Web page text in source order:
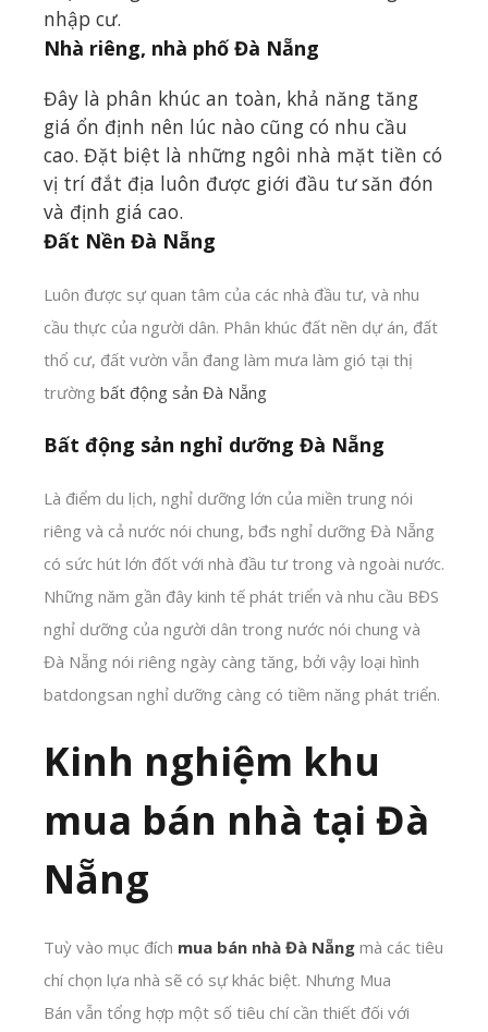
nhập cư.
Nhà riêng, nhà phố Đà Nẵng
Đây là phân khúc an toàn, khả năng tăng
giá ổn định nên lúc nào cũng có nhu cầu
cao. Đặt biệt là những ngôi nhà mặt tiền có
vị trí đắt địa luôn được giới đầu tư săn đón
và định giá cao.
Đất Nền Đà Nẵng
Luôn được sự quan tâm của các nhà đầu tư, và nhu
cầu thực của người dân. Phân khúc đất nền dự án, đất
thổ cư, đất vườn vẫn đang làm mưa làm gió tại thị
trường bất động sản Đà Nẵng
Bất động sản nghỉ dưỡng Đà Nẵng
Là điểm du lịch, nghỉ dưỡng lớn của miền trung nói
riêng và cả nước nói chung, bđs nghỉ dưỡng Đà Nẵng
có sức hút lớn đốt với nhà đầu tư trong và ngoài nước.
Những năm gần đây kinh tế phát triển và nhu cầu BĐS
nghỉ dưỡng của người dân trong nước nói chung và
Đà Nẵng nói riêng ngày càng tăng, bởi vậy loại hình
batdongsan nghỉ dưỡng càng có tiềm năng phát triển.
Kinh nghiệm khu
mua bán nhà tại Đà
Nẵng
Tuỳ vào mục đích mua bán nhà Đà Nẵng mà các tiêu
chí chọn lựa nhà sẽ có sự khác biệt. Nhưng Mua
Bán vẫn tổng hợp một số tiêu chí cần thiết đối với